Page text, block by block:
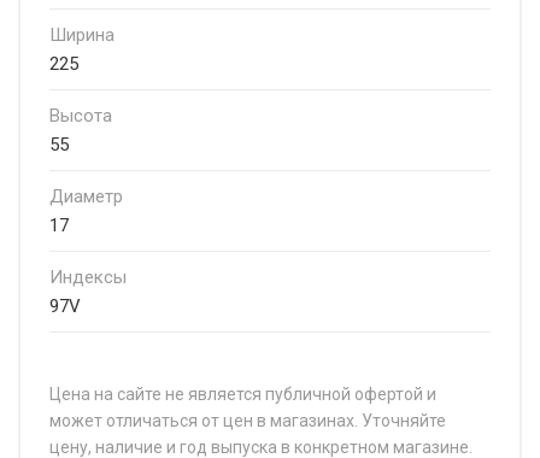
Ширина
225
Высота
55
Диаметр
17
Индексы
97V
Цена на сайте не является публичной офертой и
может отличаться от цен в магазинах. Уточняйте
цену, наличие и год выпуска в конкретном магазине.